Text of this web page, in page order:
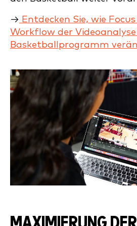
→ Entdecken Sie, wie
Workflow der
Basketballprogramm